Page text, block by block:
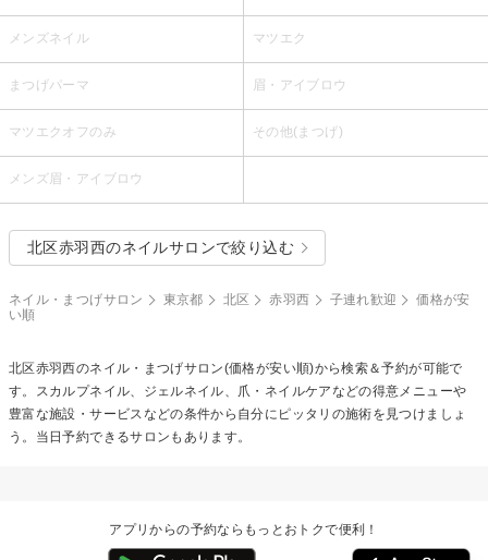
メンズネイル マツエク
まつげパーマ 眉・アイブロウ
マツエクオフのみ その他(まつげ)
メンズ眉・アイブロウ
北区赤羽西のネイルサロンで絞り込む
ネイル・まつげサロン 東京都 北区 赤羽西 子連れ歓迎
価格が安
い順
北区赤羽西のネイル・まつげサロン(価格が安い順)から検索＆予約が可能で
す。スカルプネイル、ジェルネイル、爪・ネイルケアなどの得意メニューや
豊富な施設・サービスなどの条件から自分にピッタリの施術を見つけましょ
う。当日予約できるサロンもあります。
アプリからの予約ならもっとおトクで便利！